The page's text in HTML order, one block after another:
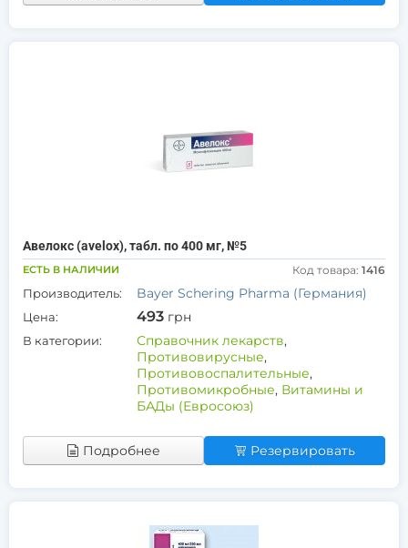
Авелокс (avelox), табл. по 400 мг, №5
ЕСТЬ В НАЛИЧИИ Код товара: 1416
Производитель: Bayer Schering Pharma (Германия)
Цена: 493 грн
В категории: Справочник лекарств,
Противовирусные,
Противовоспалительные,
Противомикробные, Витамины и
БАДы (Евросоюз)
Подробнее Резервировать